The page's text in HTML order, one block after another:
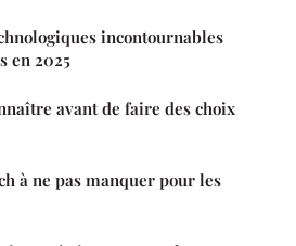
incontournables
en 2025
avant de faire des choix
à ne pas manquer pour les